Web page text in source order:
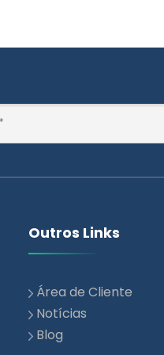
Outros Links
Área de Cliente
Notícias
Blog